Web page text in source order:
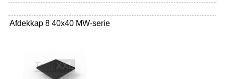
Afdekkap 8 40x40 MW-serie
-